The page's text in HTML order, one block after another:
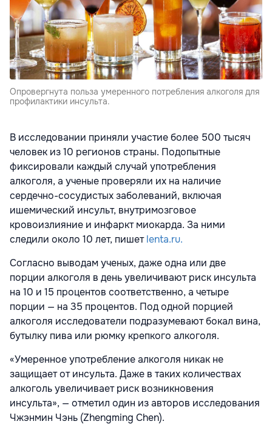
Опровергнута польза умеренного потребления алкоголя для
профилактики инсульта.
В исследовании приняли участие более 500 тысяч
человек из 10 регионов страны. Подопытные
фиксировали каждый случай употребления
алкоголя, а ученые проверяли их на наличие
сердечно-сосудистых заболеваний, включая
ишемический инсульт, внутримозговое
кровоизлияние и инфаркт миокарда. За ними
следили около 10 лет, пишетlenta.ru.
Согласно выводам ученых, даже одна или две
порции алкоголя в день увеличивают риск инсульта
на 10 и 15 процентов соответственно, а четыре
порции — на 35 процентов. Под одной порцией
алкоголя исследователи подразумевают бокал вина,
бутылку пива или рюмку крепкого алкоголя.
«Умеренное употребление алкоголя никак не
защищает от инсульта. Даже в таких количествах
алкоголь увеличивает риск возникновения
инсульта», — отметил один из авторов исследования
Чжэнмин Чэнь (Zhengming Chen).